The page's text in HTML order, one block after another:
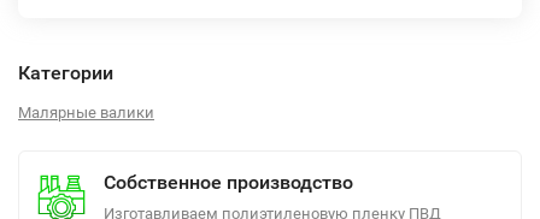
Категории
Малярные валики
Собственное производство
Изготавливаем полиэтиленовую пленку ПВД